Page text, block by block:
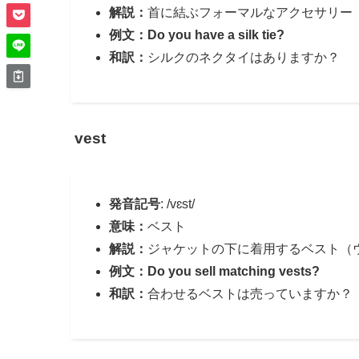
解説： 首に結ぶフォーマルなアクセサリー
例文：Do you have a silk tie?
和訳： シルクのネクタイはありますか？
vest
発音記号: /vɛst/
意味： ベスト
解説： ジャケットの下に着用するベスト（
例文：Do you sell matching vests?
和訳： 合わせるベストは売っていますか？